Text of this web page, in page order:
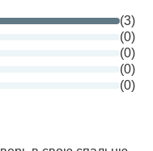
(3)
(0)
(0)
(0)
(0)